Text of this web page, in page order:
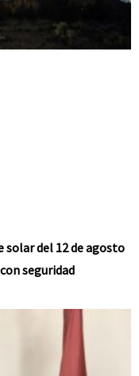
solar del 12 de agosto
seguridad